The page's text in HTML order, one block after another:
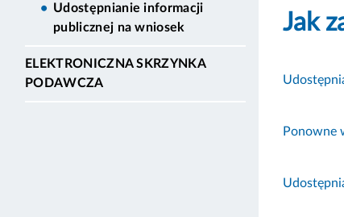
Udostępnianie informacji
publicznej na wniosek
ELEKTRONICZNA SKRZYNKA
PODAWCZA
Jak
Ponowne